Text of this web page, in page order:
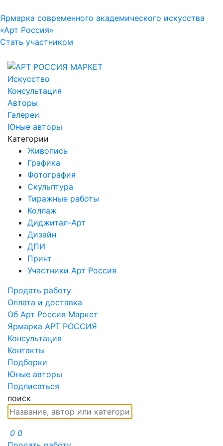
Ярмарка современного академического искусства
«Арт Россия»
Стать участником
Искусство
Консультация
Авторы
Галереи
Юные авторы
Категории
Живопись
Графика
Фотография
Скульптура
Тиражные работы
Коллаж
Диджитал-Арт
Дизайн
ДПИ
Принт
Участники Арт Россия
Продать работу
Оплата и доставка
Об Арт Россия Маркет
Ярмарка АРТ РОССИЯ
Консультация
Контакты
Подборки
Юные авторы
Подписаться
поиск
0 0